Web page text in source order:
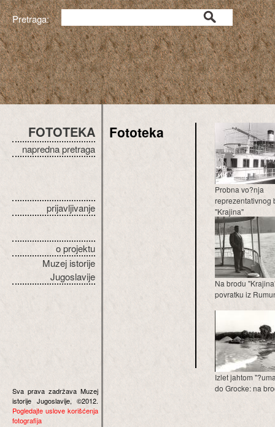
Pretraga:
FOTOTEKA
napredna pretraga
prijavljivanje
o projektu
Muzej istorije
Jugoslavije
Sva prava zadržava Muzej
istorije Jugoslavije, ©2012.
Pogledajte uslove korišćenja
fotografija
Fototeka
Probna vo?nja
reprezentativnog
"Krajina"
Na brodu
povratku iz
Izlet jahtom
do Grocke: na